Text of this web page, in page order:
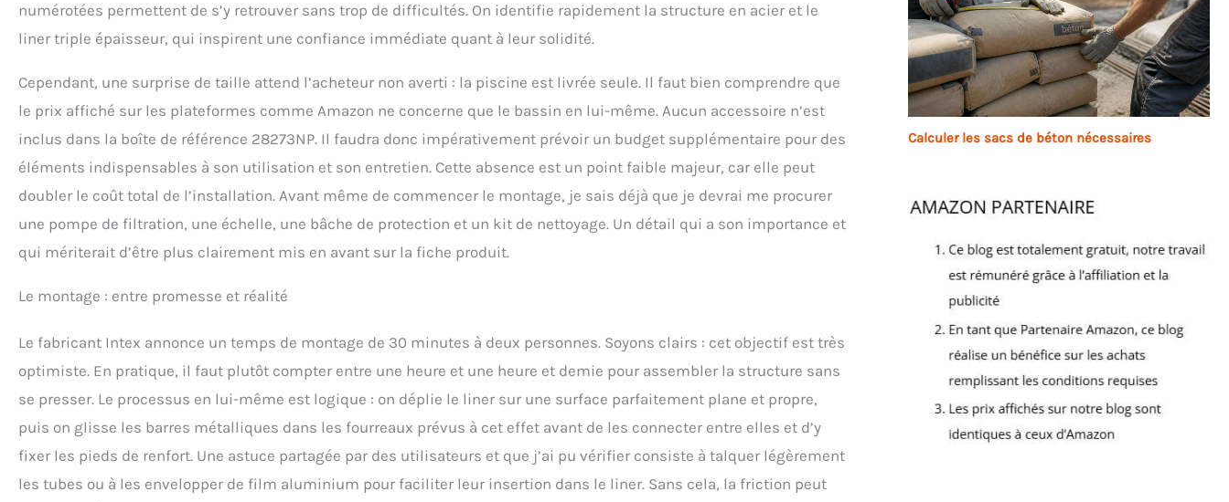
numérotées permettent de s’y retrouver sans trop de difficultés. On identifie rapidement la structure en acier et le
liner triple épaisseur, qui inspirent une confiance immédiate quant à leur solidité.
Cependant, une surprise de taille attend l’acheteur non averti : la piscine est livrée seule. Il faut bien comprendre que
le prix affiché sur les plateformes comme Amazon ne concerne que le bassin en lui-même. Aucun accessoire n’est
inclus dans la boîte de référence 28273NP. Il faudra donc impérativement prévoir un budget supplémentaire pour des
éléments indispensables à son utilisation et son entretien. Cette absence est un point faible majeur, car elle peut
doubler le coût total de l’installation. Avant même de commencer le montage, je sais déjà que je devrai me procurer
une pompe de filtration, une échelle, une bâche de protection et un kit de nettoyage. Un détail qui a son importance et
qui mériterait d’être plus clairement mis en avant sur la fiche produit.
Le montage : entre promesse et réalité
Le fabricant Intex annonce un temps de montage de 30 minutes à deux personnes. Soyons clairs : cet objectif est très
optimiste. En pratique, il faut plutôt compter entre une heure et une heure et demie pour assembler la structure sans
se presser. Le processus en lui-même est logique : on déplie le liner sur une surface parfaitement plane et propre,
puis on glisse les barres métalliques dans les fourreaux prévus à cet effet avant de les connecter entre elles et d’y
fixer les pieds de renfort. Une astuce partagée par des utilisateurs et que j’ai pu vérifier consiste à talquer légèrement
les tubes ou à les envelopper de film aluminium pour faciliter leur insertion dans le liner. Sans cela, la friction peut
Calculer les sacs de béton nécessaires